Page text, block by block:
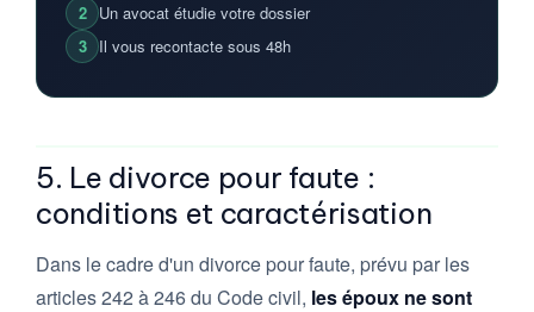
2
Un avocat étudie votre dossier
3
Il vous recontacte sous 48h
5. Le divorce pour faute :
conditions et caractérisation
Dans le cadre d'un divorce pour faute, prévu par les
articles 242 à 246 du Code civil, les époux ne sont